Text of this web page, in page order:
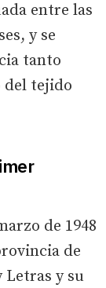
entre las
y se
tanto
del tejido
de 1948
de
Letras y su